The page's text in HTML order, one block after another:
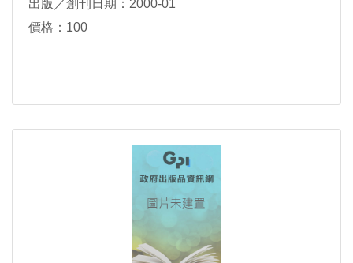
出版／創刊日期：2000-01
價格：100